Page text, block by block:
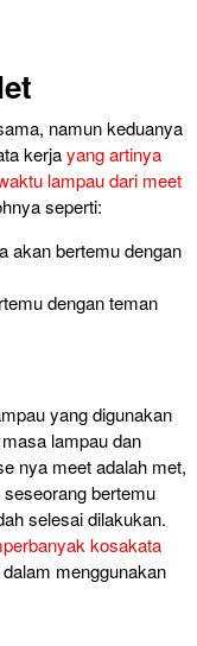
namun keduanya
kerjayang artinya
lampau dari meet
seperti:
akan bertemu dengan
dengan teman
yang digunakan
lampau dan
nya meet adalah met,
bertemu
selesai dilakukan.
kosakata
menggunakan